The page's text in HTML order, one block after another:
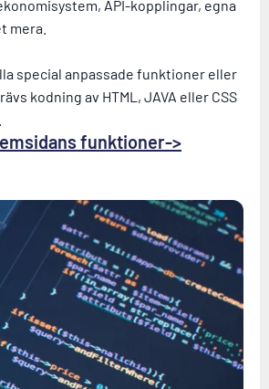
API-kopplingar, egna
mera.
special anpassade funktioner eller
kodning av HTML, JAVA eller CSS
funktioner->